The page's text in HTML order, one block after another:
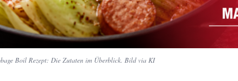
Boil Rezept: Die Zutaten im Überblick. Bild via KI